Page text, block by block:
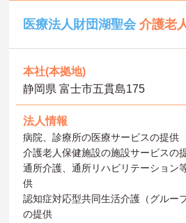
医療法人財団湖聖会介護老
本社(本拠地)
静岡県 富士市五貫島175
法人情報
病院、診療所の医療サービスの提供
介護老人保健施設の施設サービスの
通所介護、通所リハビリテーション
供
認知症対応型共同生活介護（グルー
の提供